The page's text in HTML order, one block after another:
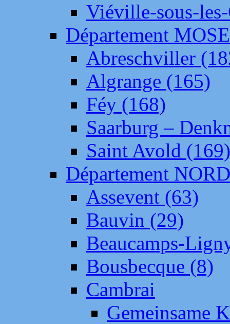
Viéville-sous-
Département
Abreschviller
Algrange (165)
Féy (168)
Saarburg –
Saint Avold (169)
Département NORD
Assevent (63)
Bauvin (29)
Beaucamps-
Bousbecque (8)
Cambrai
Gemeinsame